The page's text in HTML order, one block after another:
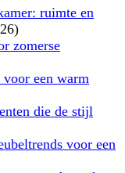
ruimte en
zomerse
voor een warm
die de stijl
voor een